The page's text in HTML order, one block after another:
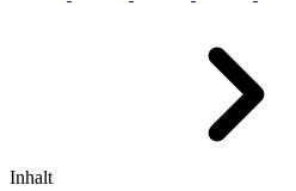
Inhalt